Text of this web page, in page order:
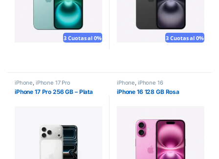
3 Cuotas al 0% 3 Cuotas al 0%
iPhone, iPhone 17 Pro
iPhone 17 Pro 256 GB – Plata
iPhone, iPhone 16
iPhone 16 128 GB Rosa